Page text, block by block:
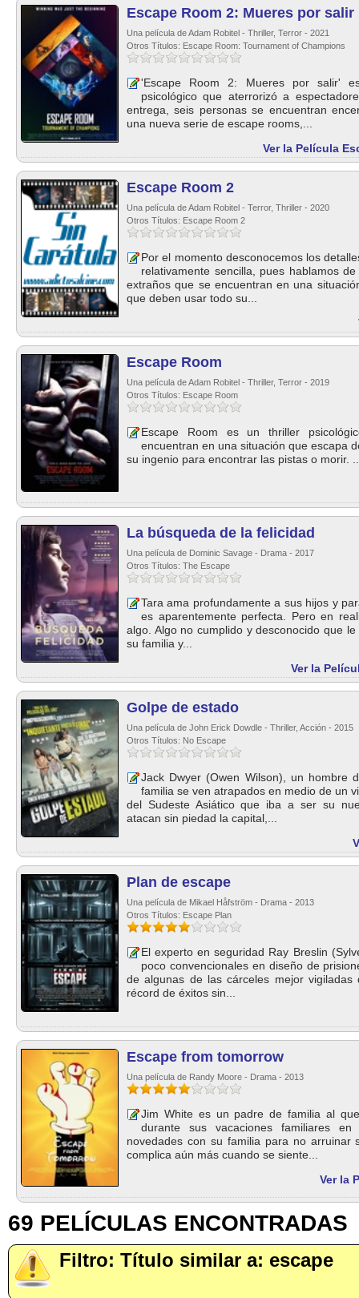
Escape Room 2: Mueres por salir
Una película de Adam Robitel - Thriller, Terror - 2021
Otros Títulos: Escape Room: Tournament of Champions
'Escape Room 2: Mueres por salir'
psicológico que aterrorizó a
entrega, seis personas se encuentran
una nueva serie de escape rooms,...
Ver la Película
Escape Room 2
Una película de Adam Robitel - Terror, Thriller - 2020
Otros Títulos: Escape Room 2
Por el momento desconocemos los
relativamente sencilla, pues hablamos
extraños que se encuentran en una
que deben usar todo su...
Escape Room
Una película de Adam Robitel - Thriller, Terror - 2019
Otros Títulos: Escape Room
Escape Room es un thriller
encuentran en una situación que escapa
su ingenio para encontrar las pistas o morir.
La búsqueda de la felicidad
Una película de Dominic Savage - Drama - 2017
Otros Títulos: The Escape
Tara ama profundamente a sus hijos y
es aparentemente perfecta. Pero en
algo. Algo no cumplido y desconocido que
su familia y...
Ver la
Golpe de estado
Una película de John Erick Dowdle - Thriller, Acción - 2015
Otros Títulos: No Escape
Jack Dwyer (Owen Wilson), un hombre
familia se ven atrapados en medio de un
del Sudeste Asiático que iba a ser su
atacan sin piedad la capital,...
Plan de escape
Una película de Mikael Håfström - Drama - 2013
Otros Títulos: Escape Plan
El experto en seguridad Ray Breslin
poco convencionales en diseño de
de algunas de las cárceles mejor
récord de éxitos sin...
Escape from tomorrow
Una película de Randy Moore - Drama - 2013
Jim White es un padre de familia al
durante sus vacaciones familiares
novedades con su familia para no arruinar
complica aún más cuando se siente...
Ver la
69 PELÍCULAS ENCONTRADAS
Filtro: Título similar a: escape